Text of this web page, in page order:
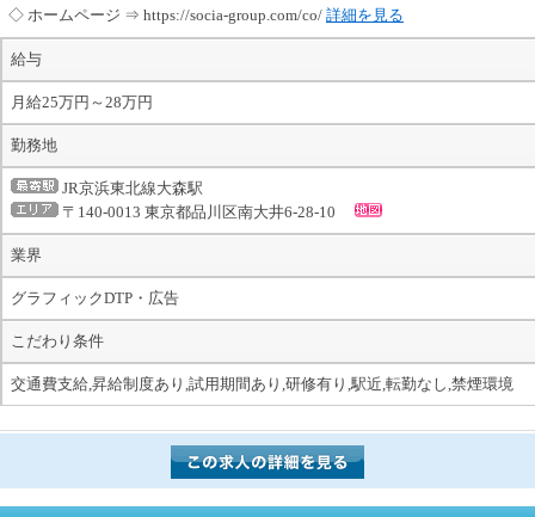
◇ ホームページ ⇒ https://socia-group.com/co/ 詳細を見る
給与
月給25万円～28万円
勤務地
JR京浜東北線大森駅
〒140-0013 東京都品川区南大井6-28-10
業界
グラフィックDTP・広告
こだわり条件
交通費支給,昇給制度あり,試用期間あり,研修有り,駅近,転勤なし,禁煙環境